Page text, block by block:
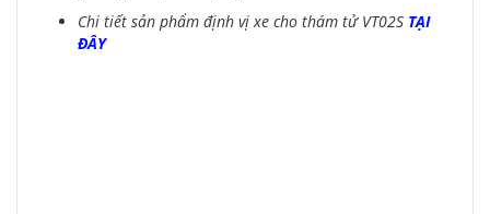
Chi tiết sản phẩm định vị xe cho thám tử VT02S TẠI
ĐÂY